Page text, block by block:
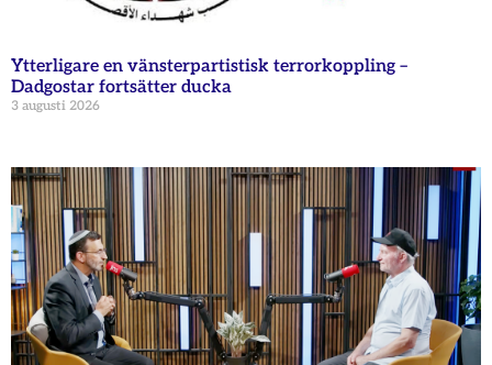
Ytterligare en vänsterpartistisk terrorkoppling –
Dadgostar fortsätter ducka
3 augusti 2026